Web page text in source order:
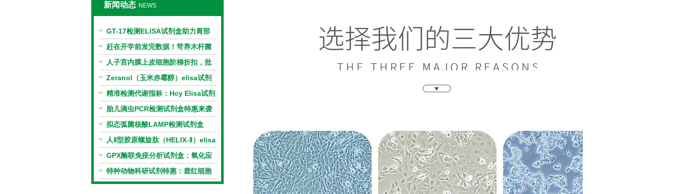
新闻动态 NEWS
GT-17检测ELISA试剂盒助力胃部
相关指标样本定量研究
赶在开学前发完数据！苛养木杆菌
PCR检测试剂盒暑假优惠开启
人子宫内膜上皮细胞阶梯折扣，批
量更划算
Zeranol（玉米赤霉醇）elisa试剂
盒特惠
精准检测代谢指标：Hcy Elisa试剂
盒的科研应用与技术特点
胎儿滴虫PCR检测试剂盒特惠来袭
拟态弧菌核酸LAMP检测试剂盒
（恒温荧光法）新品上市优惠活动
人Ⅱ型胶原螺旋肽（HELIX-Ⅱ）elisa
试剂盒科研优惠活动开启
GPX酶联免疫分析试剂盒：氧化应
激研究精准检测工具
特种动物科研试剂特惠：鹿红细胞
膜蛋白(EMP)ELISA试剂盒让利活